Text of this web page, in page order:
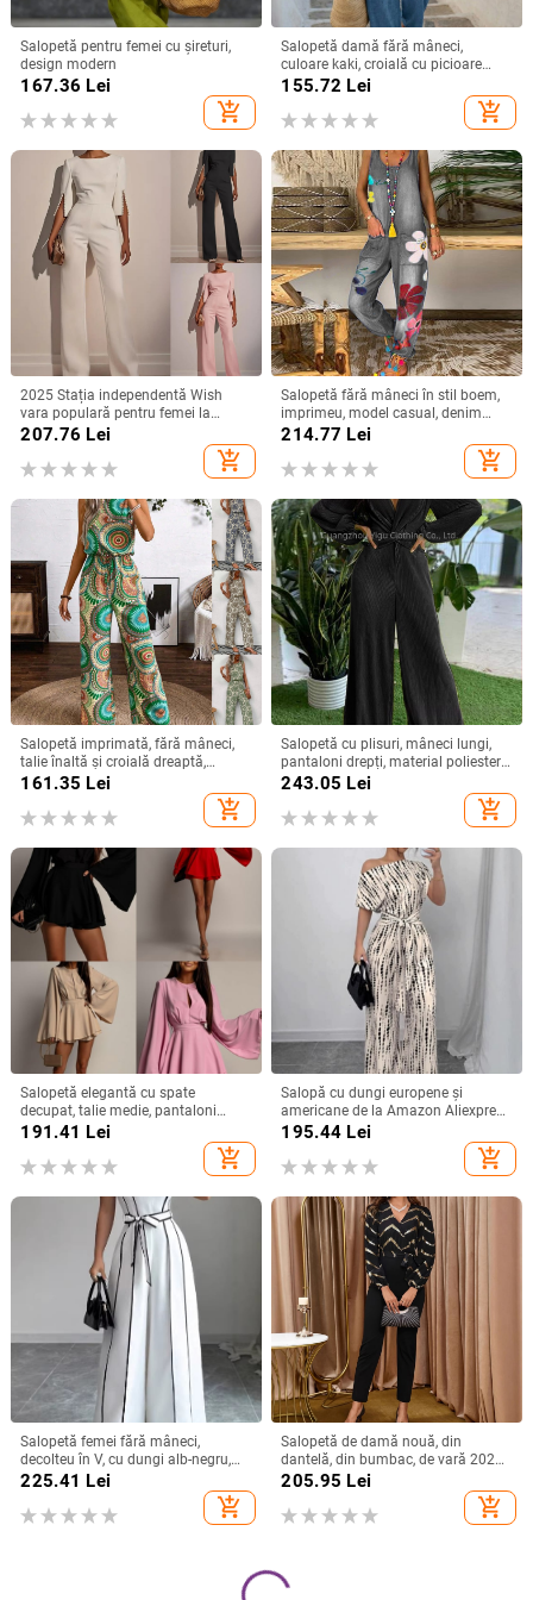
Salopetă pentru femei cu șireturi,
design modern
167.36 Lei
add_shopping_cart
Salopetă damă fără mâneci,
culoare kaki, croială cu picioare
largi, stil casual de vară
155.72 Lei
add_shopping_cart
2025 Stația independentă Wish
vara populară pentru femei la
modă cu mărgele decorațiuni
elegante salopetă/haine slim
elegantă
207.76 Lei
add_shopping_cart
Salopetă fără mâneci în stil boem,
imprimeu, model casual, denim
subțire, amestec bumbac-poliester,
214.77 Lei
add_shopping_cart
Salopetă imprimată, fără mâneci,
talie înaltă și croială dreaptă,
poliester, primăvara 2024
161.35 Lei
add_shopping_cart
Salopetă cu plisuri, mâneci lungi,
pantaloni drepți, material poliester-
spandex, stil street hipster,
243.05 Lei
add_shopping_cart
Salopetă elegantă cu spate
decupat, talie medie, pantaloni
lungime 3/4 și mâneci cu volane
191.41 Lei
add_shopping_cart
Salopă cu dungi europene și
americane de la Amazon Aliexpress
2025, stil de vacanță de vară, cu
umăr gol, cu cravată, sală lungă cu
picior larg
195.44 Lei
add_shopping_cart
Salopetă femei fără mâneci,
decolteu în V, cu dungi alb-negru,
stil franțuzesc, croială largă
225.41 Lei
add_shopping_cart
Salopetă de damă nouă, din
dantelă, din bumbac, de vară 2025,
din Europa și America, de pe
Amazon, cea mai bine vândută din
Europa și America.
205.95 Lei
add_shopping_cart